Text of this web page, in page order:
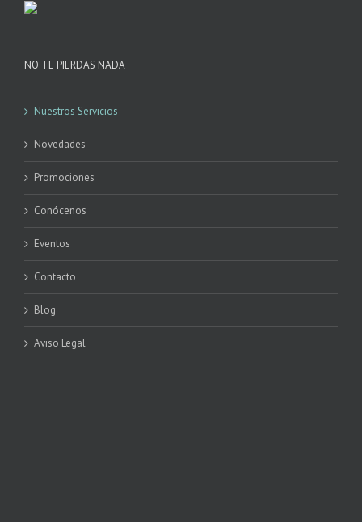
NO TE PIERDAS NADA
Nuestros Servicios
Novedades
Promociones
Conócenos
Eventos
Contacto
Blog
Aviso Legal